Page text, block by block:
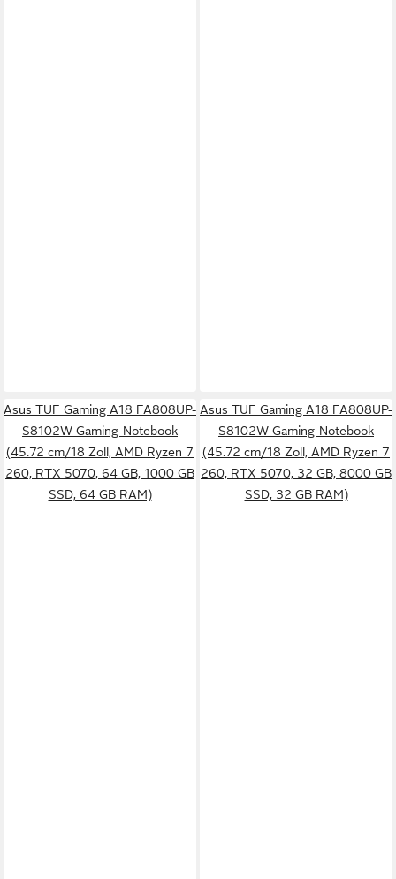
Asus TUF Gaming A18 FA808UP-
S8102W Gaming-Notebook
(45.72 cm/18 Zoll, AMD Ryzen 7
260, RTX 5070, 64 GB, 1000 GB
SSD, 64 GB RAM)
Asus TUF Gaming A18 FA808UP-
S8102W Gaming-Notebook
(45.72 cm/18 Zoll, AMD Ryzen 7
260, RTX 5070, 32 GB, 8000 GB
SSD, 32 GB RAM)